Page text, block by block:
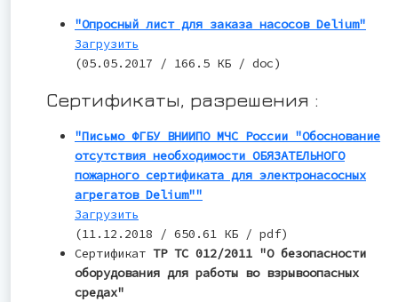
"Опросный лист для заказа насосов Delium"
Загрузить
(05.05.2017 / 166.5 КБ / doc)
Сертификаты, разрешения :
"Письмо ФГБУ ВНИИПО МЧС России "Обоснование
отсутствия необходимости ОБЯЗАТЕЛЬНОГО
пожарного сертификата для электронасосных
агрегатов Delium""
Загрузить
(11.12.2018 / 650.61 КБ / pdf)
Сертификат ТР ТС 012/2011 "О безопасности
оборудования для работы во взрывоопасных
средах"